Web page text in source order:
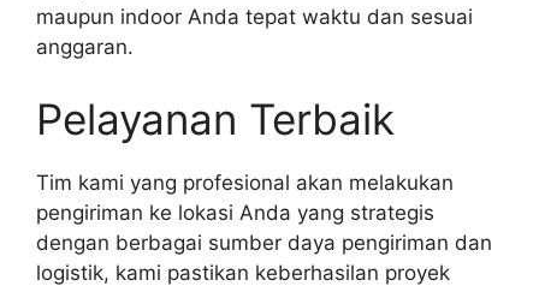
maupun indoor Anda tepat waktu dan sesuai
anggaran.
Pelayanan Terbaik
Tim kami yang profesional akan melakukan
pengiriman ke lokasi Anda yang strategis
dengan berbagai sumber daya pengiriman dan
logistik, kami pastikan keberhasilan proyek